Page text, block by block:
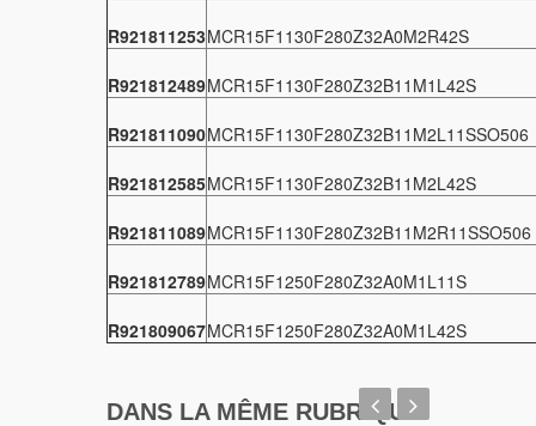
R921811253MCR15F1130F280Z32A0M2R42S
R921812489MCR15F1130F280Z32B11M1L42S
R921811090MCR15F1130F280Z32B11M2L11SSO506
R921812585MCR15F1130F280Z32B11M2L42S
R921811089MCR15F1130F280Z32B11M2R11SSO506
R921812789MCR15F1250F280Z32A0M1L11S
R921809067MCR15F1250F280Z32A0M1L42S
DANS LA MÊME RUBRIQUE